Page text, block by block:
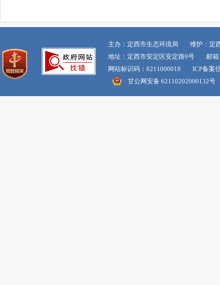
主办：定西市生态环境局 维护：定
地址：定西市安定区安定路9号 邮箱
网站标识码：6211000018 ICP备案
甘公网安备 62110202000132号